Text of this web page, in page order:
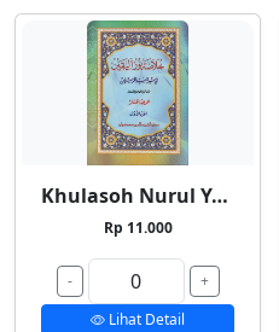
Khulasoh Nurul Yaqin 1
Rp 11.000
-
+
Lihat Detail